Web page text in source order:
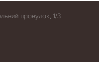
провулок, 1/3